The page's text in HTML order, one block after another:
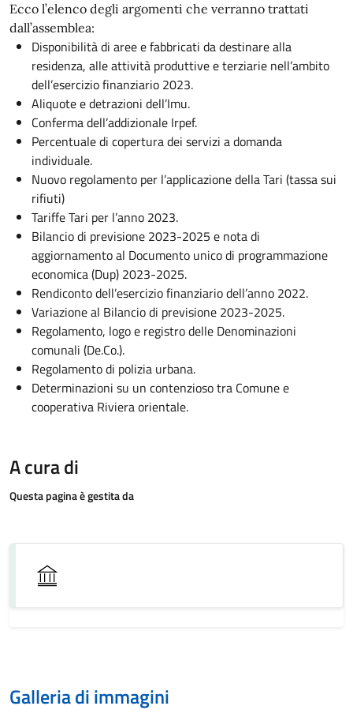
Ecco l’elenco degli argomenti che verranno trattati
dall’assemblea:
Disponibilità di aree e fabbricati da destinare alla
residenza, alle attività produttive e terziarie nell’ambito
dell’esercizio finanziario 2023.
Aliquote e detrazioni dell’Imu.
Conferma dell’addizionale Irpef.
Percentuale di copertura dei servizi a domanda
individuale.
Nuovo regolamento per l’applicazione della Tari (tassa sui
rifiuti)
Tariffe Tari per l’anno 2023.
Bilancio di previsione 2023-2025 e nota di
aggiornamento al Documento unico di programmazione
economica (Dup) 2023-2025.
Rendiconto dell’esercizio finanziario dell’anno 2022.
Variazione al Bilancio di previsione 2023-2025.
Regolamento, logo e registro delle Denominazioni
comunali (De.Co.).
Regolamento di polizia urbana.
Determinazioni su un contenzioso tra Comune e
cooperativa Riviera orientale.
A cura di
Questa pagina è gestita da
Galleria di immagini